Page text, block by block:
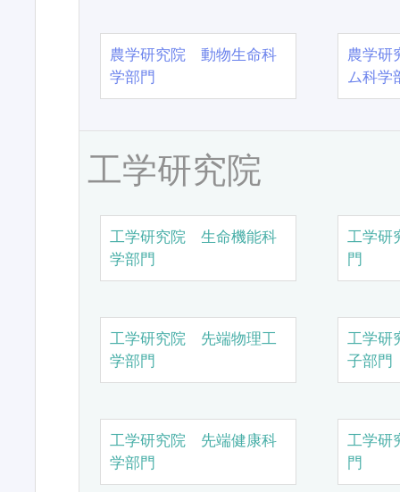
農学研究院 動物生命科
学部門
農学
ム科学
工学研究院
工学研究院 生命機能科
学部門
工学研
門
工学研究院 先端物理工
学部門
工学研
子部門
工学研究院 先端健康科
学部門
工学研
門